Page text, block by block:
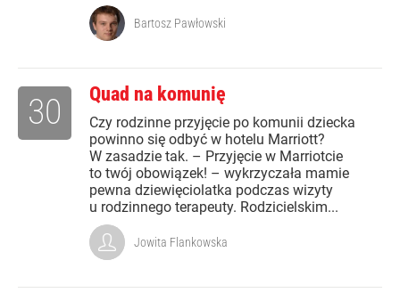
Bartosz Pawłowski
Quad na komunię
Czy rodzinne przyjęcie po komunii dziecka
powinno się odbyć w hotelu Marriott?
W zasadzie tak. – Przyjęcie w Marriotcie
to twój obowiązek! – wykrzyczała mamie
pewna dziewięciolatka podczas wizyty
u rodzinnego terapeuty. Rodzicielskim...
30
Jowita Flankowska